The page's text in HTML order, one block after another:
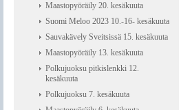
Maastopyöräily 20. kesäkuuta
Suomi Meloo 2023 10.-16- kesäkuuta
Sauvakävely Sveitsissä 15. kesäkuuta
Maastopyöräily 13. kesäkuuta
Polkujuoksu pitkislenkki 12.
kesäkuuta
Polkujuoksu 7. kesäkuuta